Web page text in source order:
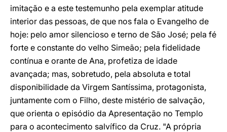
imitação e a este testemunho pela exemplar atitude
interior das pessoas, de que nos fala o Evangelho de
hoje: pelo amor silencioso e terno de São José; pela fé
forte e constante do velho Simeão; pela fidelidade
contínua e orante de Ana, profetiza de idade
avançada; mas, sobretudo, pela absoluta e total
disponibilidade da Virgem Santíssima, protagonista,
juntamente com o Filho, deste mistério de salvação,
que orienta o episódio da Apresentação no Templo
para o acontecimento salvífico da Cruz. "A própria